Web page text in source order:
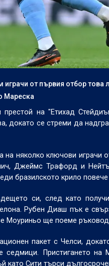
от първия отбор
Мареска
на "Етихад
докато се стреми да
няколко ключови играчи
Джеймс Трафорд и
бразилското крило повече
си, след като
Рубен Диаш пък е
ще поеме
пакет с Челси,
седмици. Пристигането
Сити търси